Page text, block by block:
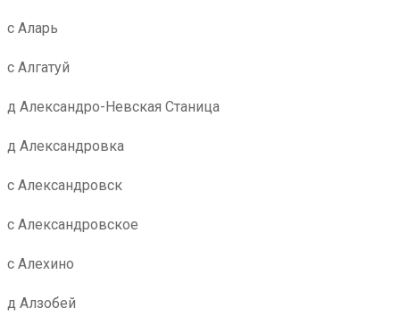
с Аларь
с Алгатуй
д Александро-Невская Станица
д Александровка
с Александровск
с Александровское
с Алехино
д Алзобей